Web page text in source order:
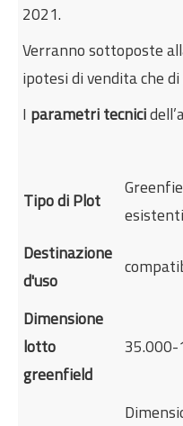
2021.
Verranno sottoposte
ipotesi di vendita che
I parametri tecnici
Tipo di Plot
esistenti
Destinazione
d'uso
Dimensione
lotto
greenfield